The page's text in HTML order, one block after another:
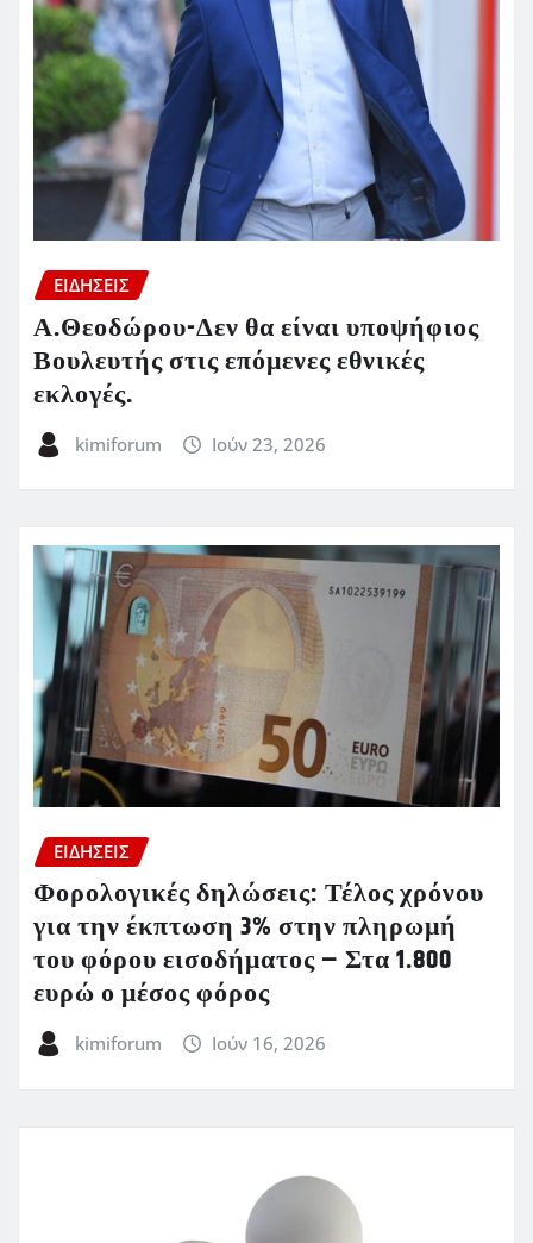
ΕΙΔΗΣΕΙΣ
Α.Θεοδώρου-Δεν θα είναι υποψήφιος
Βουλευτής στις επόμενες εθνικές
εκλογές.
kimiforum Ιούν 23, 2026
ΕΙΔΗΣΕΙΣ
Φορολογικές δηλώσεις: Τέλος χρόνου
για την έκπτωση 3% στην πληρωμή
του φόρου εισοδήματος – Στα 1.800
ευρώ ο μέσος φόρος
kimiforum Ιούν 16, 2026